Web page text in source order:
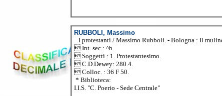
RUBBOLI, Massimo
I protestanti / Massimo Rubboli. - Bologna : Il
 Int. sec.: ^b.
 Soggetti : 1. Protestantesimo.
 C.D.Dewey: 280.4.
 Colloc. : 36 F 50.
* Biblioteca:
I.I.S. "C. Poerio - Sede Centrale"